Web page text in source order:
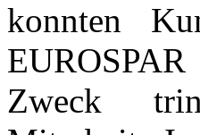
konnten
Zweck